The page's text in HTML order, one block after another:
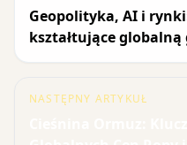
Geopolityka, AI i
kształtujące globalną
NASTĘPNY ARTYKUŁ